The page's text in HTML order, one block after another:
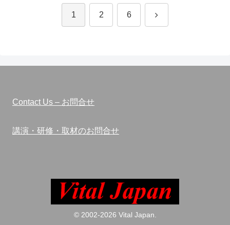
1 2 6 次
Contact Us – お問合せ
講演・研修・取材のお問合せ
© 2002-2026 Vital Japan.